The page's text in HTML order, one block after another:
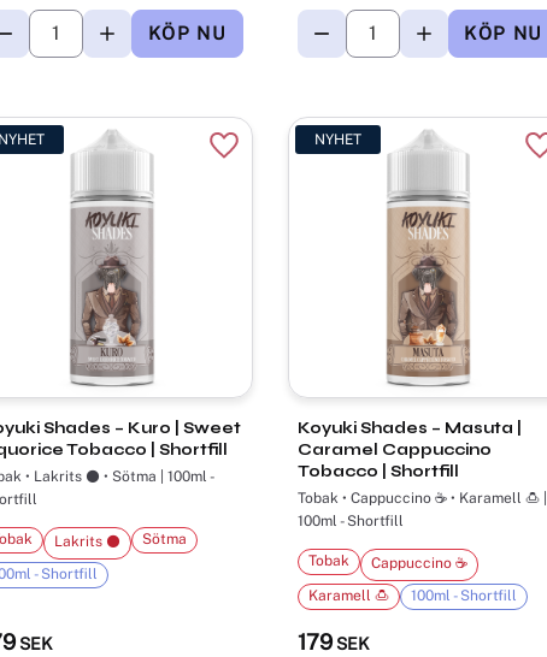
Shades – Kuro | Sweet
Tobacco | Shortfill
• Sötma | 100ml -
SEK
Lakrits ⚫ Sötma
- Shortfill
NYHET
Lägg till i favoriter
Koyuki Shades – Masuta |
Caramel Cappuccino
Tobacco | Shortfill
Tobak • Cappuccino ☕ • Karamell 🍮 |
100ml - Shortfill
179SEK
Tobak
Cappuccino ☕
Karamell 🍮
100ml - Shortfill
NYHET